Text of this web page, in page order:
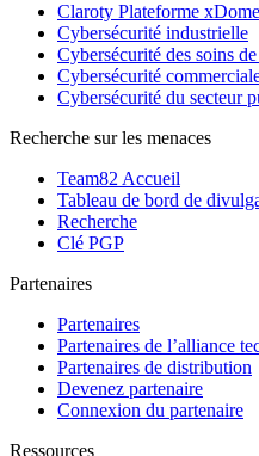
Claroty Plateforme xDome
Cybersécurité industrielle
Cybersécurité des soins de
Cybersécurité
Cybersécurité du secteur
Recherche sur les menaces
Team82 Accueil
Tableau de bord de
Recherche
Clé PGP
Partenaires
Partenaires
Partenaires de l’alliance
Partenaires de distribution
Devenez partenaire
Connexion du partenaire
Ressources